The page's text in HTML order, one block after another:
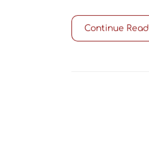
Continue